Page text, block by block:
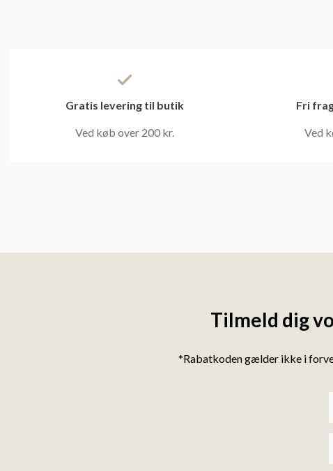
Gratis levering til butik
Ved køb over 200 kr.
Fri
Ved
Tilmeld dig
*Rabatkoden gælder ikke i